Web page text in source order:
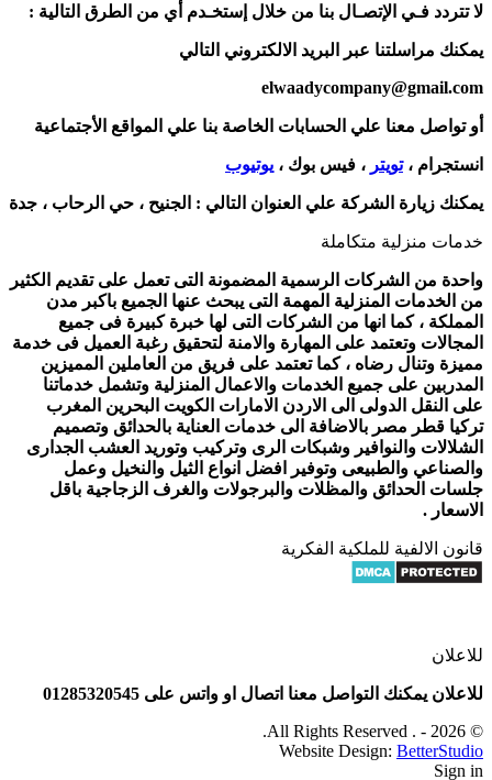
لا تتردد فـي الإتصـال بنا من خلال إستخـدم أي من الطرق التالية :
يمكنك مراسلتنا عبر البريد الالكتروني التالي
elwaadycompany@gmail.com
أو تواصل معنا علي الحسابات الخاصة بنا علي المواقع الأجتماعية
انستجرام ،تويتر ، فيس بوك ، يوتيوب
يمكنك زيارة الشركة علي العنوان التالي : الجنيح ، حي الرحاب ، جدة
خدمات منزلية متكاملة
واحدة من الشركات الرسمية المضمونة التى تعمل على تقديم الكثير
من الخدمات المنزلية المهمة التى يبحث عنها الجميع باكبر مدن
المملكة ، كما انها من الشركات التى لها خبرة كبيرة فى جميع
المجالات وتعتمد على المهارة والامنة لتحقيق رغبة العميل فى خدمة
مميزة وتنال رضاه ، كما تعتمد على فريق من العاملين المميزين
المدربين على جميع الخدمات والاعمال المنزلية وتشمل خدماتنا
على النقل الدولى الى الاردن الامارات الكويت البحرين المغرب
تركيا قطر مصر بالاضافة الى خدمات العناية بالحدائق وتصميم
الشلالات والنوافير وشبكات الرى وتركيب وتوريد العشب الجدارى
والصناعي والطبيعى وتوفير افضل انواع الثيل والنخيل وعمل
جلسات الحدائق والمظلات والبرجولات والغرف الزجاجية باقل
الاسعار .
قانون الالفية للملكية الفكرية
للاعلان
للاعلان يمكنك التواصل معنا اتصال او واتس على 01285320545
© 2026 - . All Rights Reserved.
Website Design: BetterStudio
Sign in